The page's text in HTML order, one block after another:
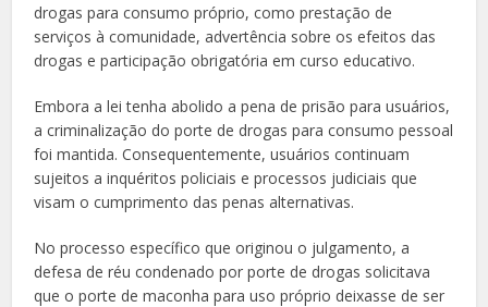
drogas para consumo próprio, como prestação de
serviços à comunidade, advertência sobre os efeitos das
drogas e participação obrigatória em curso educativo.
Embora a lei tenha abolido a pena de prisão para usuários,
a criminalização do porte de drogas para consumo pessoal
foi mantida. Consequentemente, usuários continuam
sujeitos a inquéritos policiais e processos judiciais que
visam o cumprimento das penas alternativas.
No processo específico que originou o julgamento, a
defesa de réu condenado por porte de drogas solicitava
que o porte de maconha para uso próprio deixasse de ser